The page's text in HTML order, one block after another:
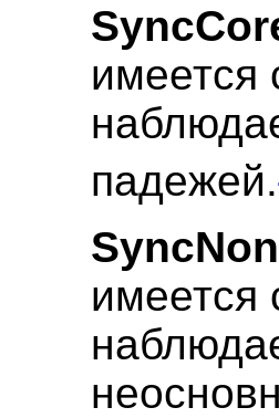
имеется
падежей.
имеется